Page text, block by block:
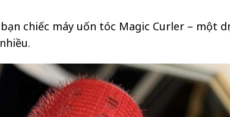
chiếc máy uốn tóc Magic Curler – một